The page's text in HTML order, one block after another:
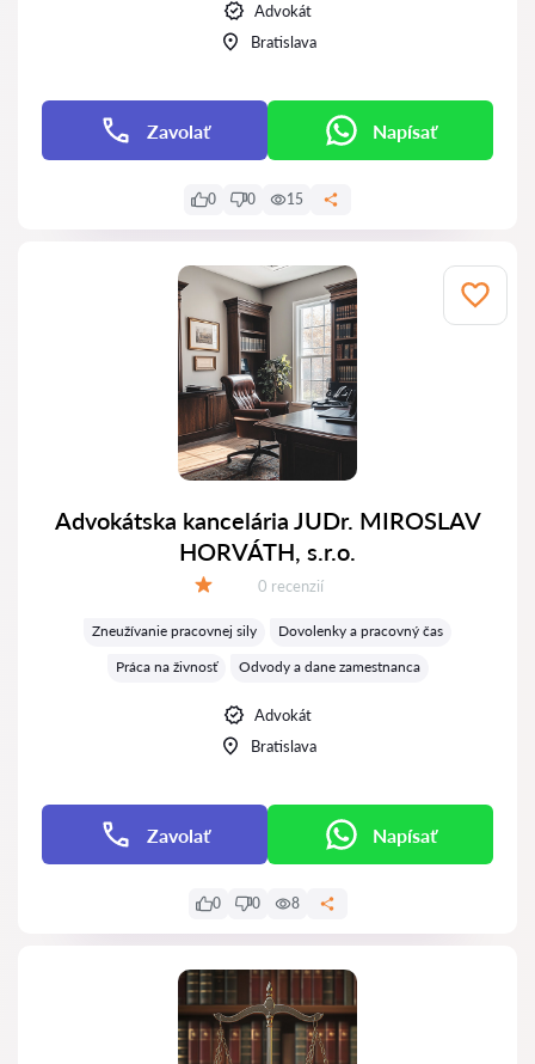
Advokát
Bratislava
Zavolať Napísať
0 0 15
Advokátska kancelária JUDr. MIROSLAV
HORVÁTH, s.r.o.
Recenzií:
0 recenzií
Zneužívanie pracovnej sily
Dovolenky a pracovný čas
Práca na živnosť
Odvody a dane zamestnanca
Advokát
Bratislava
Zavolať Napísať
0 0 8